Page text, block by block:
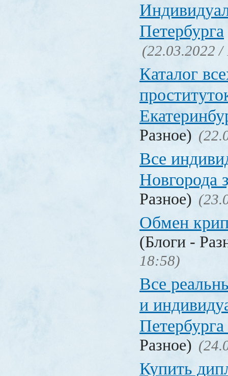
Петербурга
(22.03.2022 /
Каталог
Разное)
Все
Новгорода
Разное)
Обмен
(Блоги -
18:58)
Все
и
Петербурга
Разное)
Купить